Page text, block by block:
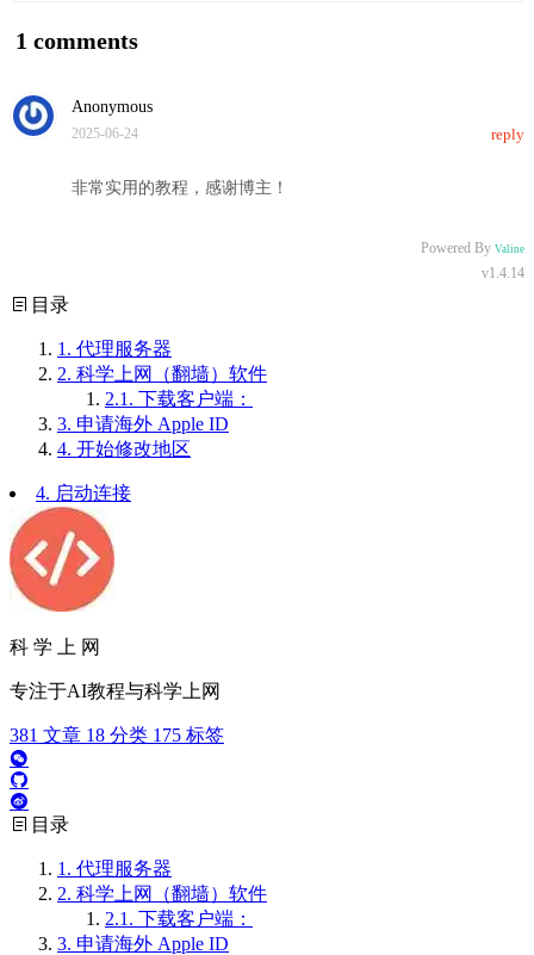
1 comments
Anonymous
2025-06-24 reply
非常实用的教程，感谢博主！
Powered By Valine
v1.4.14
目录
1. 代理服务器
2. 科学上网（翻墙）软件
2.1. 下载客户端：
3. 申请海外 Apple ID
4. 开始修改地区
4. 启动连接
科 学 上 网
专注于AI教程与科学上网
381 文章 18 分类 175 标签
目录
1. 代理服务器
2. 科学上网（翻墙）软件
2.1. 下载客户端：
3. 申请海外 Apple ID